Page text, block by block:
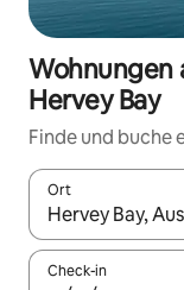
Wohnungen
Hervey Bay
Finde und buche
Ort
Wenn
Check-in